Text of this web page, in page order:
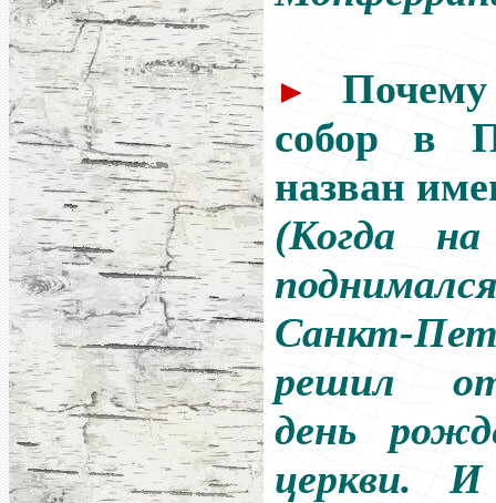
►
собор в
назван
(Когда
Санкт-
решил
день
церкви.